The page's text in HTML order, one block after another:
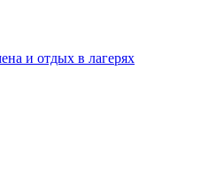
и отдых в лагерях